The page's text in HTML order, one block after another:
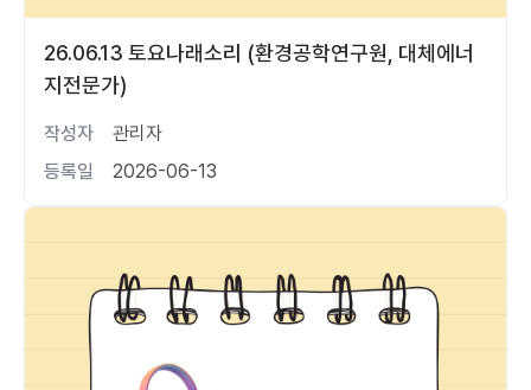
26.06.13 토요나래소리 (환경공학연구원, 대체에너
지전문가)
작성자
관리자
등록일
2026-06-13